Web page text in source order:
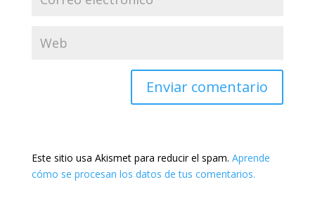
Este sitio usa Akismet para reducir el spam. Aprende
cómo se procesan los datos de tus comentarios.